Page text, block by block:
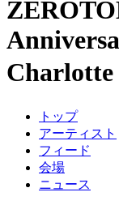
トップ
アーティスト
フィード
会場
ニュース